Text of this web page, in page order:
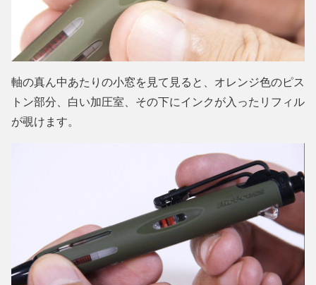
軸の真ん中あたりの小窓を見て見ると、オレンジ色のピス
トン部分、白い加圧室、その下にインクが入ったリフィル
が覗けます。